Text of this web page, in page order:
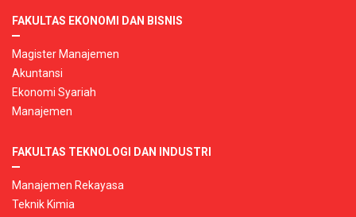
FAKULTAS EKONOMI DAN BISNIS
Magister Manajemen
Akuntansi
Ekonomi Syariah
Manajemen
FAKULTAS TEKNOLOGI DAN INDUSTRI
Manajemen Rekayasa
Teknik Kimia